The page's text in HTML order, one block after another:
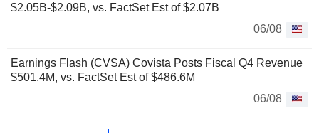
$2.05B-$2.09B, vs. FactSet Est of $2.07B
06/08
Earnings Flash (CVSA) Covista Posts Fiscal Q4 Revenue
$501.4M, vs. FactSet Est of $486.6M
06/08